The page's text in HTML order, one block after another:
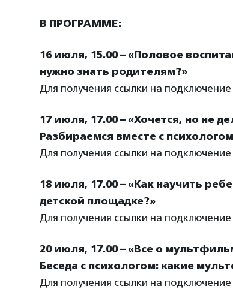
В ПРОГРАММЕ:
16 июля, 15.00 – «Половое
нужно знать родителям?»
Для получения ссылки на
17 июля, 17.00 – «Хочется, но не
Разбираемся вместе с
Для получения ссылки на
18 июля, 17.00 – «Как научить
детской площадке?»
Для получения ссылки на
20 июля, 17.00 – «Все о
Беседа с психологом: какие
Для получения ссылки на